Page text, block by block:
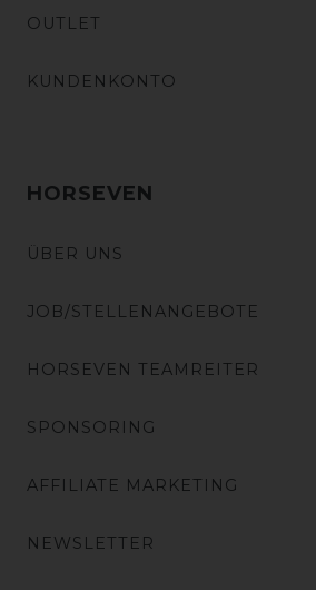
OUTLET
KUNDENKONTO
HORSEVEN
ÜBER UNS
JOB/STELLENANGEBOTE
HORSEVEN TEAMREITER
SPONSORING
AFFILIATE MARKETING
NEWSLETTER